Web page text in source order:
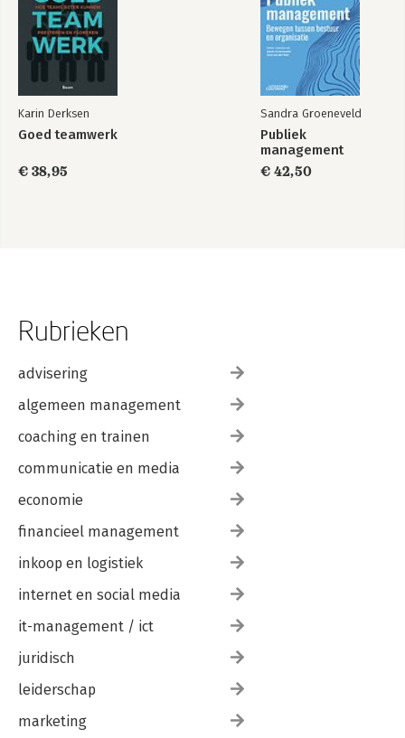
Karin Derksen
Goed teamwerk
€ 38,95
Sandra Groeneveld
Publiek
management
€ 42,50
Rubrieken
advisering
algemeen management
coaching en trainen
communicatie en media
economie
financieel management
inkoop en logistiek
internet en social media
it-management / ict
juridisch
leiderschap
marketing